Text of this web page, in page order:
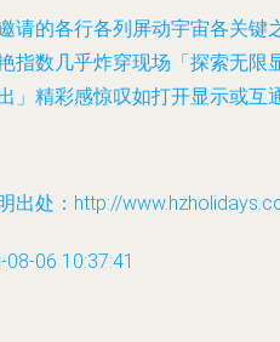
请的各行各列屏动宇宙各关
指数几乎炸穿现场「探索无
」精彩感惊叹如打开显示或互
出处：http://
06 10:37:41